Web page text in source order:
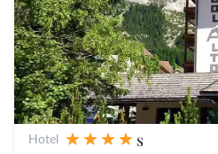
Hotel
s